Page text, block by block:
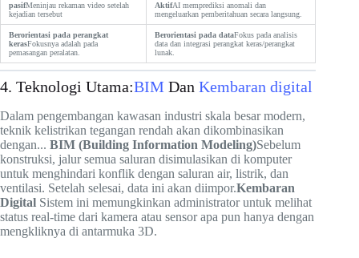
pasifMeninjau rekaman video setelah
kejadian tersebut
AktifAI memprediksi anomali dan
mengeluarkan pemberitahuan secara langsung.
Berorientasi pada perangkat
kerasFokusnya adalah pada
pemasangan peralatan.
Berorientasi pada dataFokus pada analisis
data dan integrasi perangkat keras/perangkat
lunak.
4. Teknologi Utama:BIM Dan Kembaran digital
Dalam pengembangan kawasan industri skala besar modern,
teknik kelistrikan tegangan rendah akan dikombinasikan
dengan... BIM (Building Information Modeling)Sebelum
konstruksi, jalur semua saluran disimulasikan di komputer
untuk menghindari konflik dengan saluran air, listrik, dan
ventilasi. Setelah selesai, data ini akan diimpor.Kembaran
Digital Sistem ini memungkinkan administrator untuk melihat
status real-time dari kamera atau sensor apa pun hanya dengan
mengkliknya di antarmuka 3D.